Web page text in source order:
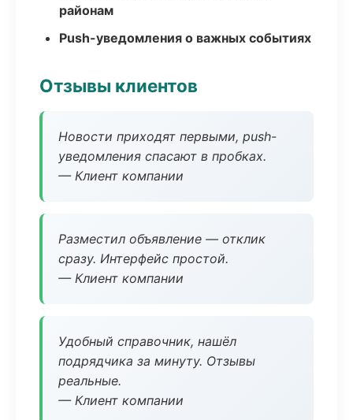
районам
Push-уведомления о важных событиях
Отзывы клиентов
Новости приходят первыми, push-
уведомления спасают в пробках.
— Клиент компании
Разместил объявление — отклик
сразу. Интерфейс простой.
— Клиент компании
Удобный справочник, нашёл
подрядчика за минуту. Отзывы
реальные.
— Клиент компании